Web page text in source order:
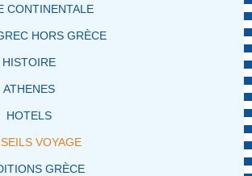
CONTINENTALE
HORS GRÈCE
HISTOIRE
ATHENES
HOTELS
VOYAGE
GRÈCE